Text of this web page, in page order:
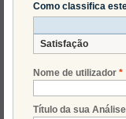
Como classifica
Satisfação
*
Nome de utilizador
Título da sua Análise